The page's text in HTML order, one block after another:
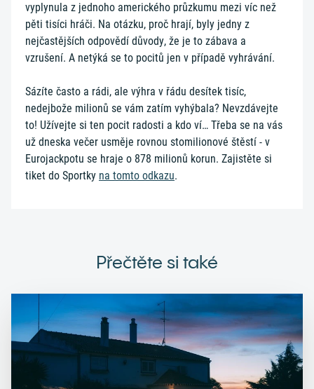
vyplynula z jednoho amerického průzkumu mezi víc než
pěti tisíci hráči. Na otázku, proč hrají, byly jedny z
nejčastějších odpovědí důvody, že je to zábava a
vzrušení. A netýká se to pocitů jen v případě vyhrávání.
Sázíte často a rádi, ale výhra v řádu desítek tisíc,
nedejbože milionů se vám zatím vyhýbala? Nevzdávejte
to! Užívejte si ten pocit radosti a kdo ví… Třeba se na vás
už dneska večer usměje rovnou stomilionové štěstí - v
Eurojackpotu se hraje o 878 milionů korun. Zajistěte si
tiket do Sportky na tomto odkazu.
Přečtěte si také